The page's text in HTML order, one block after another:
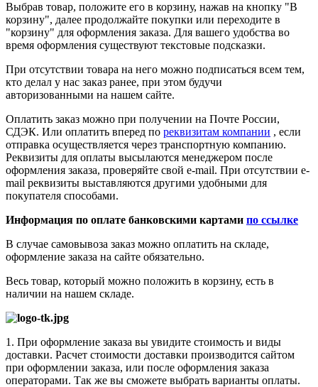
Выбрав товар, положите его в корзину, нажав на кнопку "В
корзину", далее продолжайте покупки или переходите в
"корзину" для оформления заказа. Для вашего удобства во
время оформления существуют текстовые подсказки.
При отсутствии товара на него можно подписаться всем тем,
кто делал у нас заказ ранее, при этом будучи
авторизованными на нашем сайте.
Оплатить заказ можно при получении на Почте России,
СДЭК. Или оплатить вперед по реквизитам компании , если
отправка осуществляется через транспортную компанию.
Реквизиты для оплаты высылаются менеджером после
оформления заказа, проверяйте свой e-mail. При отсутствии e-
mail реквизиты выставляются другими удобными для
покупателя способами.
Информация по оплате банковскими картами по ссылке
В случае самовывоза заказ можно оплатить на складе,
оформление заказа на сайте обязательно.
Весь товар, который можно положить в корзину, есть в
наличии на нашем складе.
1. При оформление заказа вы увидите стоимость и виды
доставки. Расчет стоимости доставки производится сайтом
при оформлении заказа, или после оформления заказа
операторами. Так же вы сможете выбрать варианты оплаты.